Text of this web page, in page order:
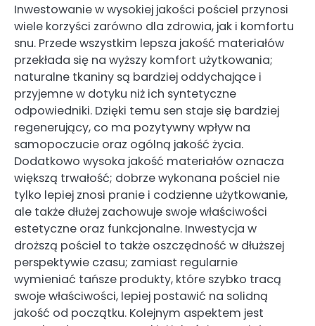
Inwestowanie w wysokiej jakości pościel przynosi
wiele korzyści zarówno dla zdrowia, jak i komfortu
snu. Przede wszystkim lepsza jakość materiałów
przekłada się na wyższy komfort użytkowania;
naturalne tkaniny są bardziej oddychające i
przyjemne w dotyku niż ich syntetyczne
odpowiedniki. Dzięki temu sen staje się bardziej
regenerujący, co ma pozytywny wpływ na
samopoczucie oraz ogólną jakość życia.
Dodatkowo wysoka jakość materiałów oznacza
większą trwałość; dobrze wykonana pościel nie
tylko lepiej znosi pranie i codzienne użytkowanie,
ale także dłużej zachowuje swoje właściwości
estetyczne oraz funkcjonalne. Inwestycja w
droższą pościel to także oszczędność w dłuższej
perspektywie czasu; zamiast regularnie
wymieniać tańsze produkty, które szybko tracą
swoje właściwości, lepiej postawić na solidną
jakość od początku. Kolejnym aspektem jest